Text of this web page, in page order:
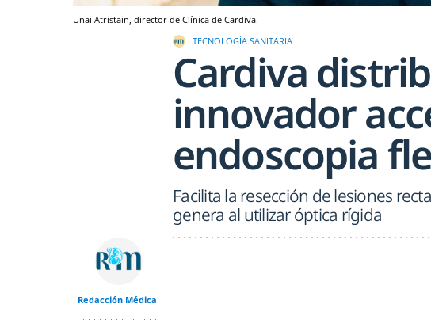
Unai Atristain, director de Clínica de Cardiva.
TECNOLOGÍA SANITARIA
Cardiva
innovador
endoscopia
Facilita la resección de lesiones
genera al utilizar óptica rígida
Redacción Médica